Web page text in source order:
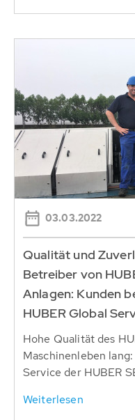
03.03.2022
Qualität und
Betreiber von
Anlagen: Kunden
HUBER Global
Hohe Qualität des
Maschinenleben
Service der HUBER
Weiterlesen